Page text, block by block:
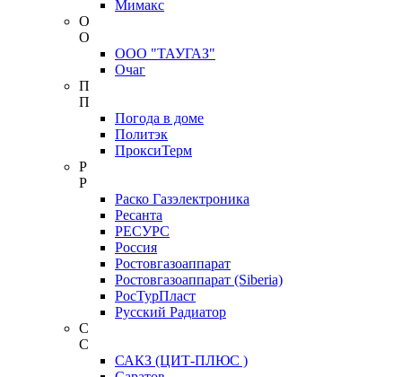
Мимакс
О
О
ООО "ТАУГАЗ"
Очаг
П
П
Погода в доме
Политэк
ПроксиТерм
Р
Р
Раско Газэлектроника
Ресанта
РЕСУРС
Россия
Ростовгазоаппарат
Ростовгазоаппарат (Siberia)
РосТурПласт
Русский Радиатор
С
С
САКЗ (ЦИТ-ПЛЮС )